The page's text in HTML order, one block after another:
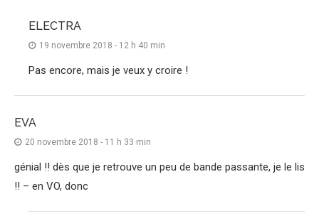
ELECTRA
19 novembre 2018 - 12 h 40 min
Pas encore, mais je veux y croire !
EVA
20 novembre 2018 - 11 h 33 min
génial !! dès que je retrouve un peu de bande passante, je le lis
!! – en VO, donc